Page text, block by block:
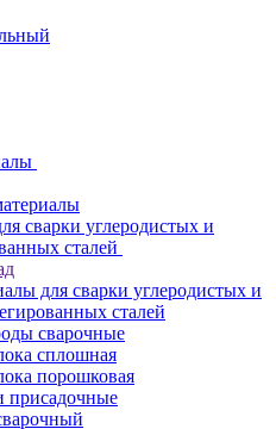
сварки углеродистых и
сталей
для сварки углеродистых и
сталей
сварочные
сплошная
порошковая
присадочные